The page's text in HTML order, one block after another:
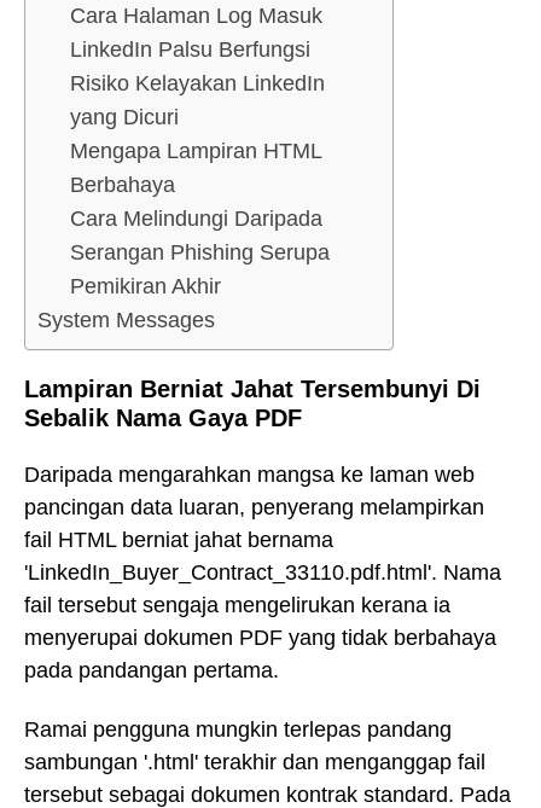
Cara Halaman Log Masuk
LinkedIn Palsu Berfungsi
Risiko Kelayakan LinkedIn
yang Dicuri
Mengapa Lampiran HTML
Berbahaya
Cara Melindungi Daripada
Serangan Phishing Serupa
Pemikiran Akhir
System Messages
Lampiran Berniat Jahat Tersembunyi Di
Sebalik Nama Gaya PDF
Daripada mengarahkan mangsa ke laman web
pancingan data luaran, penyerang melampirkan
fail HTML berniat jahat bernama
'LinkedIn_Buyer_Contract_33110.pdf.html'. Nama
fail tersebut sengaja mengelirukan kerana ia
menyerupai dokumen PDF yang tidak berbahaya
pada pandangan pertama.
Ramai pengguna mungkin terlepas pandang
sambungan '.html' terakhir dan menganggap fail
tersebut sebagai dokumen kontrak standard. Pada